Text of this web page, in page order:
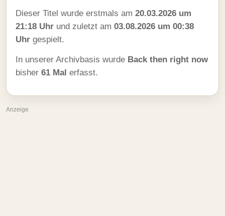
Dieser Titel wurde erstmals am 20.03.2026 um
21:18 Uhr und zuletzt am 03.08.2026 um 00:38
Uhr gespielt.
In unserer Archivbasis wurde Back then right now
bisher 61 Mal erfasst.
Anzeige